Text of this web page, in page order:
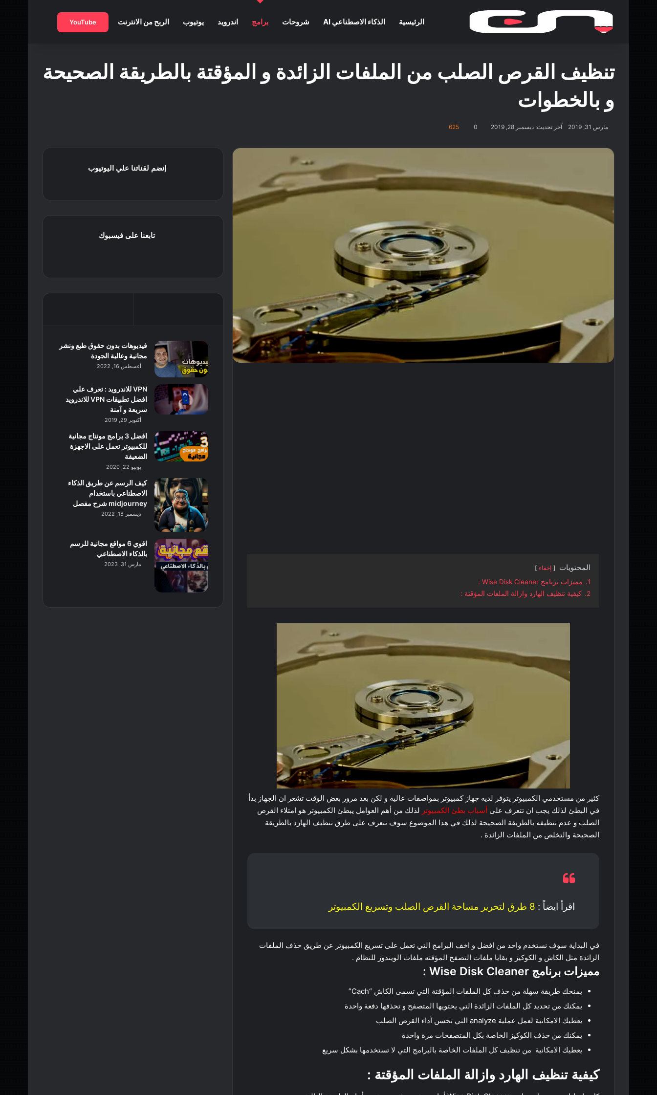
الرئيسية الذكاء الاصطناعي AI شروحات برامج اندرويد يوتيوب الربح من الانترنت YouTube
تنظيف القرص الصلب من الملفات الزائدة و المؤقتة بالطريقة الصحيحة
و بالخطوات
مارس 31, 2019 آخر تحديث: ديسمبر 28, 2019 0
625
المحتويات إخفاء
1.
مميزات برنامج Wise Disk Cleaner :
2.
كيفية تنظيف الهارد وازالة الملفات المؤقتة :
كثير من مستخدمي الكمبيوتر يتوفر لديه جهاز كمبيوتر بمواصفات عالية و لكن بعد مرور بعض الوقت تشعر ان الجهاز بدأ
في البطئ لذلك يجب ان تتعرف على أسباب بطئ الكمبيوتر لذلك من أهم العوامل يبطئ الكمبيوتر هو امتلاء القرص
الصلب و عدم تنظيفه بالطريقة الصحيحة لذلك في هذا الموضوع سوف نتعرف على طرق تنظيف الهارد بالطريقة
الصحيحة والتخلص من الملفات الزائدة .
اقرأ ايضاً : 8 طرق لتحرير مساحة القرص الصلب وتسريع الكمبيوتر
في البداية سوف نستخدم واحد من افضل و اخف البرامج التي تعمل على تسريع الكمبيوتر عن طريق حذف الملفات
الزائدة مثل الكاش و الكوكيز و بقايا ملفات التصفح المؤقته ملفات الويندوز للنظام .
مميزات برنامج Wise Disk Cleaner :
يمنحك طريقة سهلة من حذف كل الملفات المؤقتة التي تسمى الكاش “Cach”
يمكنك من تحديد كل الملفات الزائدة التي يحتويها المتصفح و تحذفها دفعة واحدة
يعطيك الامكانية لعمل عملية analyze التي تحسن أداء القرص الصلب
يمكنك من حذف الكوكيز الخاصة بكل المتصفحات مرة واحدة
يعطيك الامكانية من تنظيف كل الملفات الخاصة بالبرامج التي لا تستخدمها بشكل سريع
كيفية تنظيف الهارد وازالة الملفات المؤقتة :
إنضم لقناتنا علي اليوتيوب
تابعنا على فيسبوك
فيديوهات بدون حقوق طبع ونشر
مجانية وعالية الجودة
أغسطس 16, 2022
VPN للاندرويد : تعرف علي
افضل تطبيقات VPN للاندرويد
سريعة و آمنة
أكتوبر 29, 2019
افضل 3 برامج مونتاج مجانية
للكمبيوتر تعمل على الاجهزة
الضعيفة
يونيو 22, 2020
كيف الرسم عن طريق الذكاء
الاصطناعي باستخدام
midjourney شرح مفصل
ديسمبر 18, 2022
اقوي 6 مواقع مجانية للرسم
بالذكاء الاصطناعي
مارس 31, 2023